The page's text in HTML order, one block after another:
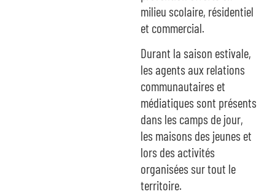
milieu scolaire, résidentiel
et commercial.
Durant la saison estivale,
les agents aux relations
communautaires et
médiatiques sont présents
dans les camps de jour,
les maisons des jeunes et
lors des activités
organisées sur tout le
territoire.